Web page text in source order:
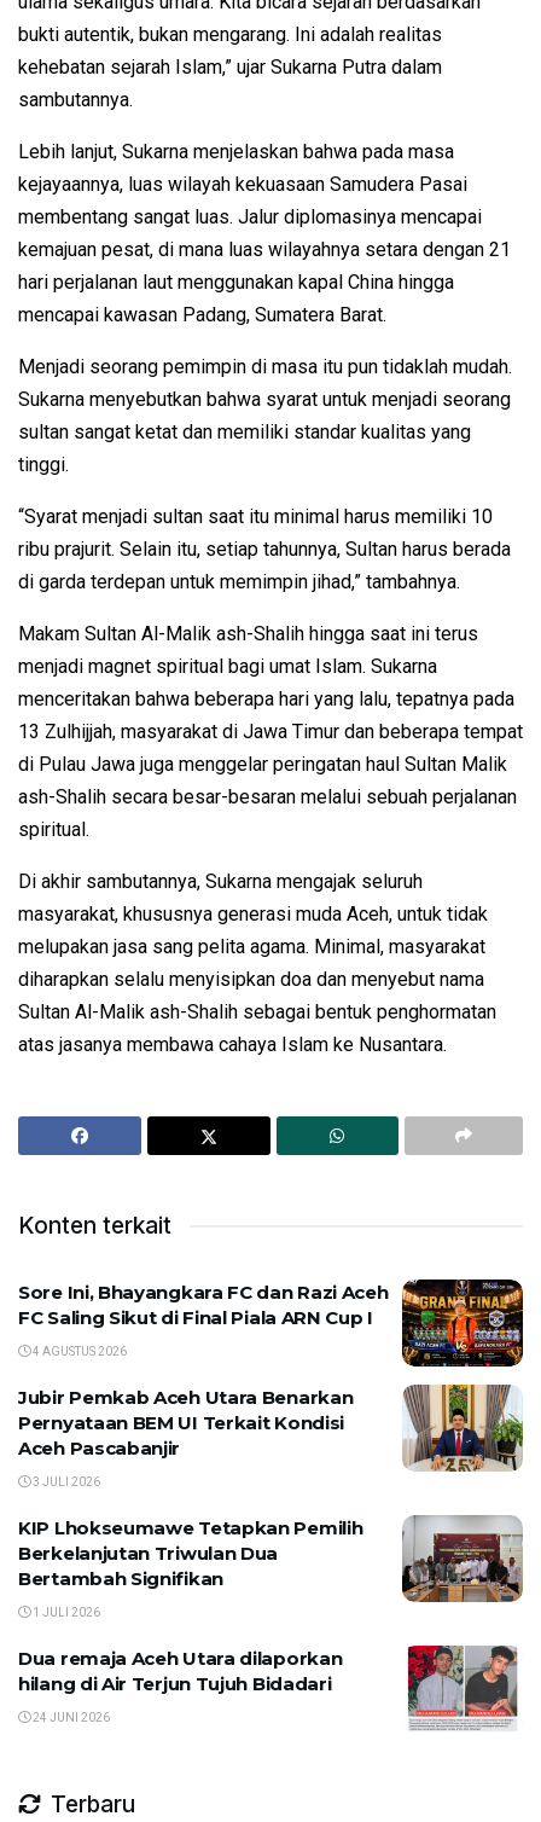
bukti autentik, bukan mengarang. Ini adalah realitas
kehebatan sejarah Islam,” ujar Sukarna Putra dalam
sambutannya.
Lebih lanjut, Sukarna menjelaskan bahwa pada masa
kejayaannya, luas wilayah kekuasaan Samudera Pasai
membentang sangat luas. Jalur diplomasinya mencapai
kemajuan pesat, di mana luas wilayahnya setara dengan 21
hari perjalanan laut menggunakan kapal China hingga
mencapai kawasan Padang, Sumatera Barat.
Menjadi seorang pemimpin di masa itu pun tidaklah mudah.
Sukarna menyebutkan bahwa syarat untuk menjadi seorang
sultan sangat ketat dan memiliki standar kualitas yang
tinggi.
“Syarat menjadi sultan saat itu minimal harus memiliki 10
ribu prajurit. Selain itu, setiap tahunnya, Sultan harus berada
di garda terdepan untuk memimpin jihad,” tambahnya.
Makam Sultan Al-Malik ash-Shalih hingga saat ini terus
menjadi magnet spiritual bagi umat Islam. Sukarna
menceritakan bahwa beberapa hari yang lalu, tepatnya pada
13 Zulhijjah, masyarakat di Jawa Timur dan beberapa tempat
di Pulau Jawa juga menggelar peringatan haul Sultan Malik
ash-Shalih secara besar-besaran melalui sebuah perjalanan
spiritual.
Di akhir sambutannya, Sukarna mengajak seluruh
masyarakat, khususnya generasi muda Aceh, untuk tidak
melupakan jasa sang pelita agama. Minimal, masyarakat
diharapkan selalu menyisipkan doa dan menyebut nama
Sultan Al-Malik ash-Shalih sebagai bentuk penghormatan
atas jasanya membawa cahaya Islam ke Nusantara.
Konten terkait
Sore Ini, Bhayangkara FC dan Razi Aceh
FC Saling Sikut di Final Piala ARN Cup I
4 AGUSTUS 2026
Jubir Pemkab Aceh Utara Benarkan
Pernyataan BEM UI Terkait Kondisi
Aceh Pascabanjir
3 JULI 2026
KIP Lhokseumawe Tetapkan Pemilih
Berkelanjutan Triwulan Dua
Bertambah Signifikan
1 JULI 2026
Dua remaja Aceh Utara dilaporkan
hilang di Air Terjun Tujuh Bidadari
24 JUNI 2026
Terbaru